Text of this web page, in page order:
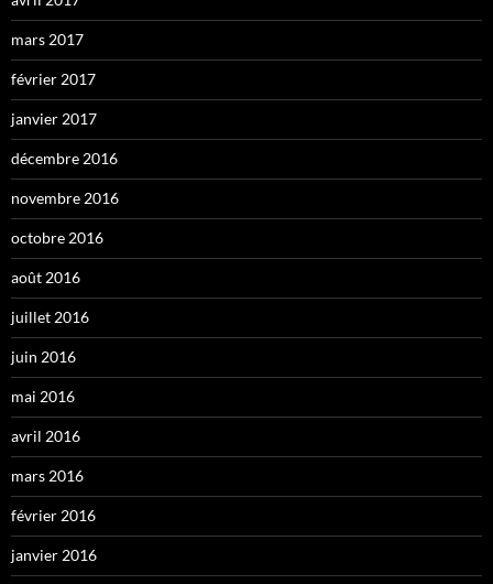
mars 2017
février 2017
janvier 2017
décembre 2016
novembre 2016
octobre 2016
août 2016
juillet 2016
juin 2016
mai 2016
avril 2016
mars 2016
février 2016
janvier 2016